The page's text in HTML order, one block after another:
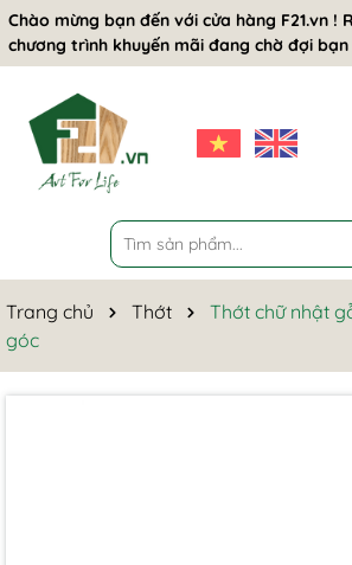
Chào mừng bạn đến với cửa hàng F21.vn !
chương trình khuyến mãi đang chờ đợi bạn
Trang chủ Thớt
Thớt chữ nhật
góc